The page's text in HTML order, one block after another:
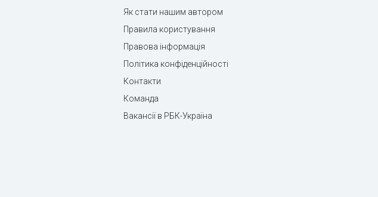
Як стати нашим автором
Правила користування
Правова інформація
Політика конфіденційності
Контакти
Команда
Вакансії в РБК-Україна